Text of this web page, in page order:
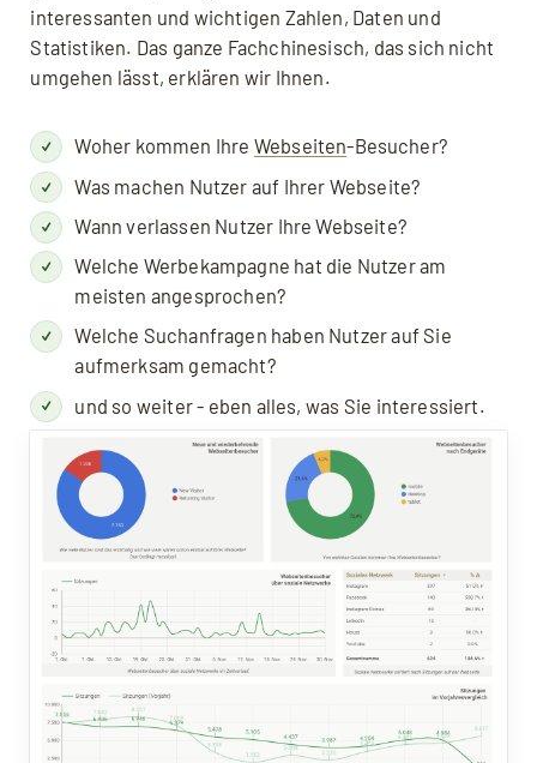
interessanten und wichtigen Zahlen, Daten und
Statistiken. Das ganze Fachchinesisch, das sich nicht
umgehen lässt, erklären wir Ihnen.
Woher kommen Ihre Webseiten-Besucher?
Was machen Nutzer auf Ihrer Webseite?
Wann verlassen Nutzer Ihre Webseite?
Welche Werbekampagne hat die Nutzer am
meisten angesprochen?
Welche Suchanfragen haben Nutzer auf Sie
aufmerksam gemacht?
und so weiter - eben alles, was Sie interessiert.